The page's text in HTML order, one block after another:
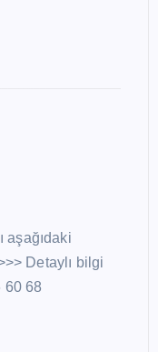
aşağıdaki
Detaylı bilgi
60 68